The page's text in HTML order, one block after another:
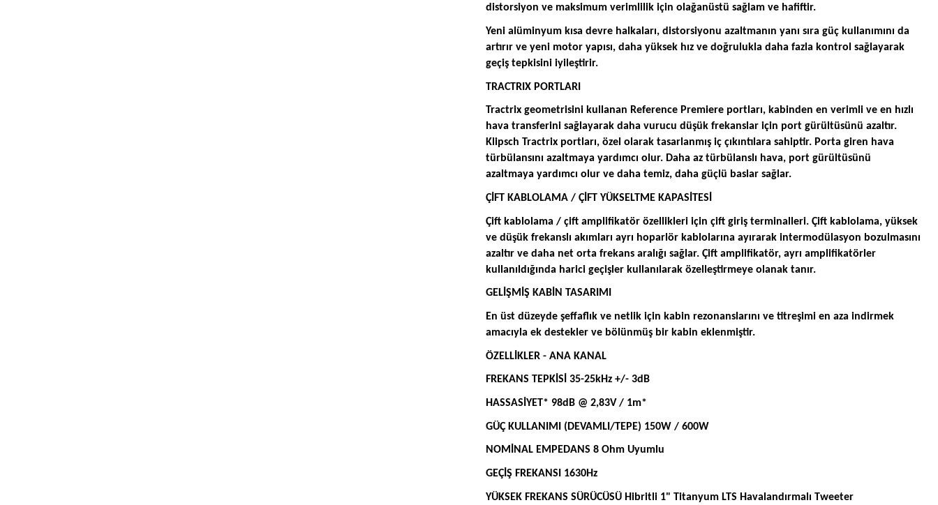
distorsiyon ve maksimum verimlilik için olağanüstü sağlam ve hafiftir.
Yeni alüminyum kısa devre halkaları, distorsiyonu azaltmanın yanı sıra güç kullanımını da
artırır ve yeni motor yapısı, daha yüksek hız ve doğrulukla daha fazla kontrol sağlayarak
geçiş tepkisini iyileştirir.
TRACTRIX PORTLARI
Tractrix geometrisini kullanan Reference Premiere portları, kabinden en verimli ve en hızlı
hava transferini sağlayarak daha vurucu düşük frekanslar için port gürültüsünü azaltır.
Klipsch Tractrix portları, özel olarak tasarlanmış iç çıkıntılara sahiptir. Porta giren hava
türbülansını azaltmaya yardımcı olur. Daha az türbülanslı hava, port gürültüsünü
azaltmaya yardımcı olur ve daha temiz, daha güçlü baslar sağlar.
ÇİFT KABLOLAMA / ÇİFT YÜKSELTME KAPASİTESİ
Çift kablolama / çift amplifikatör özellikleri için çift giriş terminalleri. Çift kablolama, yüksek
ve düşük frekanslı akımları ayrı hoparlör kablolarına ayırarak intermodülasyon bozulmasını
azaltır ve daha net orta frekans aralığı sağlar. Çift amplifikatör, ayrı amplifikatörler
kullanıldığında harici geçişler kullanılarak özelleştirmeye olanak tanır.
GELİŞMİŞ KABİN TASARIMI
En üst düzeyde şeffaflık ve netlik için kabin rezonanslarını ve titreşimi en aza indirmek
amacıyla ek destekler ve bölünmüş bir kabin eklenmiştir.
ÖZELLİKLER - ANA KANAL
FREKANS TEPKİSİ 35-25kHz +/- 3dB
HASSASİYET* 98dB @ 2,83V / 1m*
GÜÇ KULLANIMI (DEVAMLI/TEPE) 150W / 600W
NOMİNAL EMPEDANS 8 Ohm Uyumlu
GEÇİŞ FREKANSI 1630Hz
YÜKSEK FREKANS SÜRÜCÜSÜ Hibritli 1" Titanyum LTS Havalandırmalı Tweeter